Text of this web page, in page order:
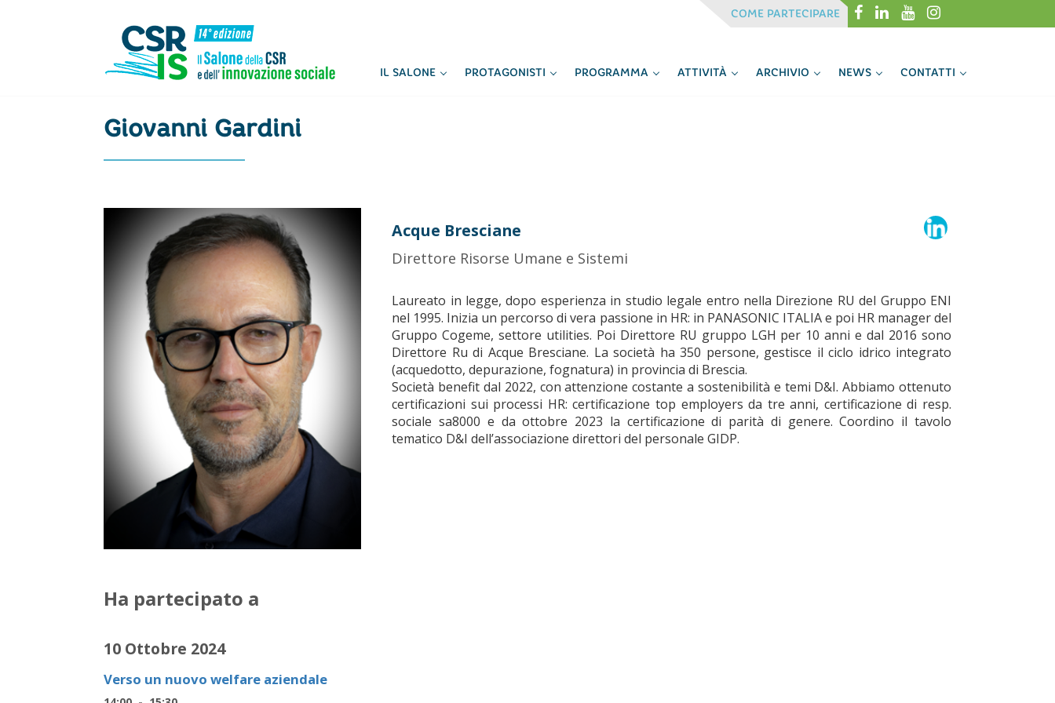
Menu
COME PARTECIPARE Menu
IL SALONE PROTAGONISTI PROGRAMMA ATTIVITÀ ARCHIVIO NEWS CONTATTI
Giovanni Gardini
Acque Bresciane
Direttore Risorse Umane e Sistemi
Laureato in legge, dopo esperienza in studio legale entro nella Direzione RU del Gruppo ENI
nel 1995. Inizia un percorso di vera passione in HR: in PANASONIC ITALIA e poi HR manager del
Gruppo Cogeme, settore utilities. Poi Direttore RU gruppo LGH per 10 anni e dal 2016 sono
Direttore Ru di Acque Bresciane. La società ha 350 persone, gestisce il ciclo idrico integrato
(acquedotto, depurazione, fognatura) in provincia di Brescia.
Società benefit dal 2022, con attenzione costante a sostenibilità e temi D&I. Abbiamo ottenuto
certificazioni sui processi HR: certificazione top employers da tre anni, certificazione di resp.
sociale sa8000 e da ottobre 2023 la certificazione di parità di genere. Coordino il tavolo
tematico D&I dell’associazione direttori del personale GIDP.
Ha partecipato a
10 Ottobre 2024
Verso un nuovo welfare aziendale